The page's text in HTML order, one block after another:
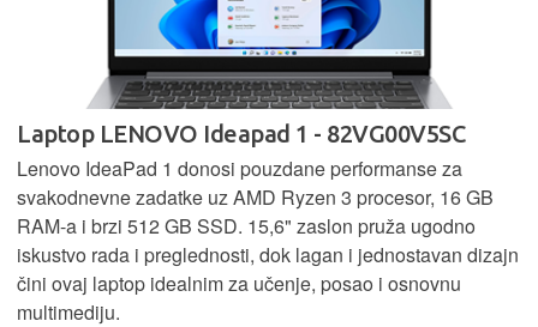
Laptop LENOVO Ideapad 1 - 82VG00V5SC
Lenovo IdeaPad 1 donosi pouzdane performanse za
svakodnevne zadatke uz AMD Ryzen 3 procesor, 16 GB
RAM-a i brzi 512 GB SSD. 15,6" zaslon pruža ugodno
iskustvo rada i preglednosti, dok lagan i jednostavan dizajn
čini ovaj laptop idealnim za učenje, posao i osnovnu
multimediju.